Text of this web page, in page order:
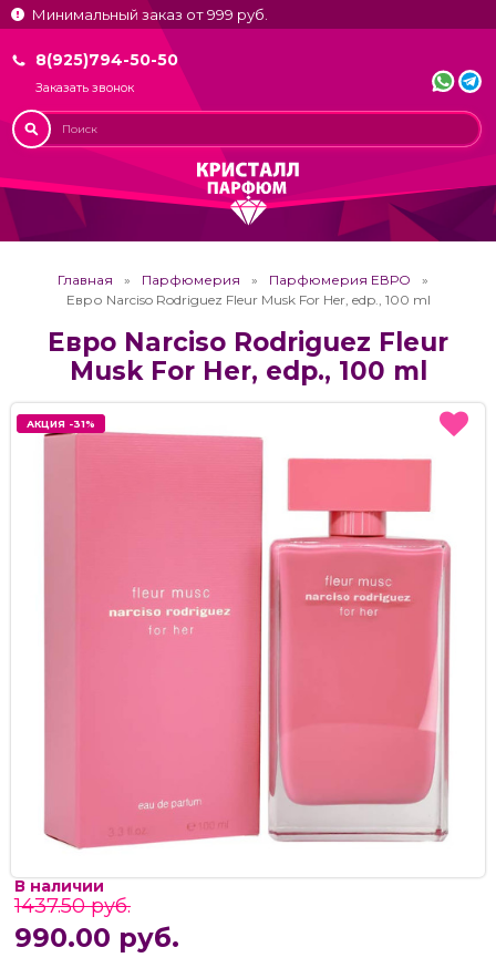
Минимальный заказ от 999 руб.
8(925)794-50-50
Заказать звонок
Главная Парфюмерия
Парфюмерия ЕВРО
Евро Narciso Rodriguez Fleur Musk For Her, edp., 100 ml
Евро Narciso Rodriguez Fleur
Musk For Her, edp., 100 ml
АКЦИЯ -31%
АКЦИЯ -31%
В наличии
1437.50 руб.
990.00 руб.